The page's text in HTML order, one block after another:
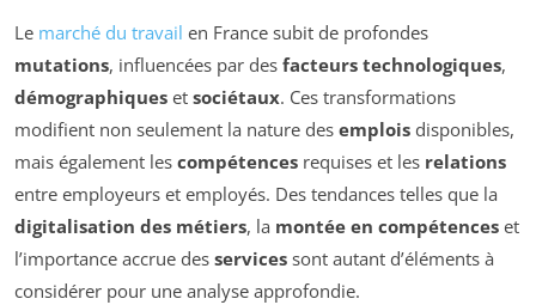
Le marché du travail en France subit de profondes
mutations, influencées par des facteurs technologiques,
démographiques et sociétaux. Ces transformations
modifient non seulement la nature des emplois disponibles,
mais également les compétences requises et les relations
entre employeurs et employés. Des tendances telles que la
digitalisation des métiers, la montée en compétences et
l’importance accrue des services sont autant d’éléments à
considérer pour une analyse approfondie.